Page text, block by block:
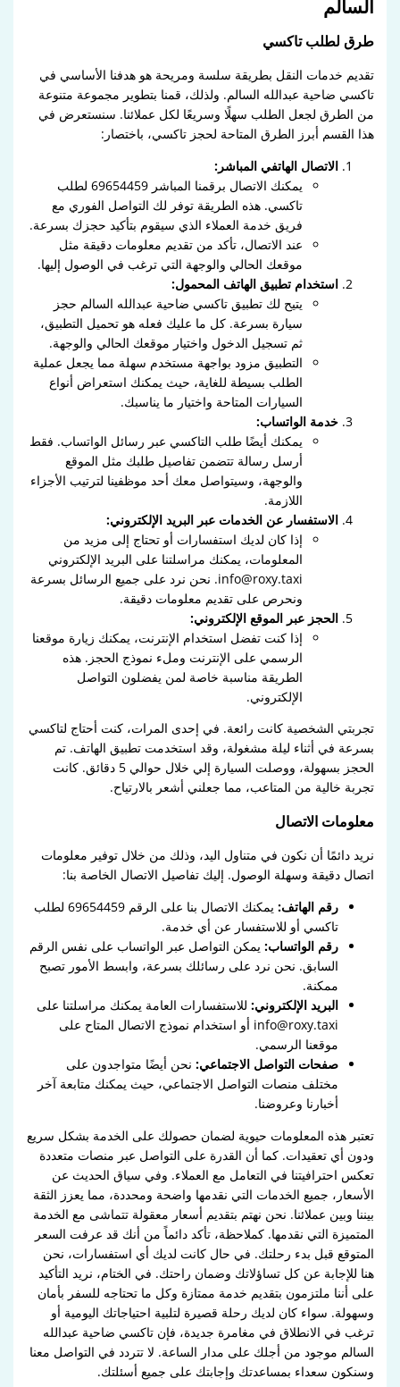
السالم
طرق لطلب تاكسي
تقديم خدمات النقل بطريقة سلسة ومريحة هو هدفنا الأساسي في
تاكسي ضاحية عبدالله السالم. ولذلك، قمنا بتطوير مجموعة متنوعة
من الطرق لجعل الطلب سهلًا وسريعًا لكل عملائنا. سنستعرض في
هذا القسم أبرز الطرق المتاحة لحجز تاكسي، باختصار:
الاتصال الهاتفي المباشر:
يمكنك الاتصال برقمنا المباشر 69654459 لطلب
تاكسي. هذه الطريقة توفر لك التواصل الفوري مع
فريق خدمة العملاء الذي سيقوم بتأكيد حجزك بسرعة.
عند الاتصال، تأكد من تقديم معلومات دقيقة مثل
موقعك الحالي والوجهة التي ترغب في الوصول إليها.
استخدام تطبيق الهاتف المحمول:
يتيح لك تطبيق تاكسي ضاحية عبدالله السالم حجز
سيارة بسرعة. كل ما عليك فعله هو تحميل التطبيق،
ثم تسجيل الدخول واختيار موقعك الحالي والوجهة.
التطبيق مزود بواجهة مستخدم سهلة مما يجعل عملية
الطلب بسيطة للغاية، حيث يمكنك استعراض أنواع
السيارات المتاحة واختيار ما يناسبك.
خدمة الواتساب:
يمكنك أيضًا طلب التاكسي عبر رسائل الواتساب. فقط
أرسل رسالة تتضمن تفاصيل طلبك مثل الموقع
والوجهة، وسيتواصل معك أحد موظفينا لترتيب الأجزاء
اللازمة.
الاستفسار عن الخدمات عبر البريد الإلكتروني:
إذا كان لديك استفسارات أو تحتاج إلى مزيد من
المعلومات، يمكنك مراسلتنا على البريد الإلكتروني
info@roxy.taxi. نحن نرد على جميع الرسائل بسرعة
ونحرص على تقديم معلومات دقيقة.
الحجز عبر الموقع الإلكتروني:
إذا كنت تفضل استخدام الإنترنت، يمكنك زيارة موقعنا
الرسمي على الإنترنت وملء نموذج الحجز. هذه
الطريقة مناسبة خاصة لمن يفضلون التواصل
الإلكتروني.
تجربتي الشخصية كانت رائعة. في إحدى المرات، كنت أحتاج لتاكسي
بسرعة في أثناء ليلة مشغولة، وقد استخدمت تطبيق الهاتف. تم
الحجز بسهولة، ووصلت السيارة إلي خلال حوالي 5 دقائق. كانت
تجربة خالية من المتاعب، مما جعلني أشعر بالارتياح.
معلومات الاتصال
نريد دائمًا أن نكون في متناول اليد، وذلك من خلال توفير معلومات
اتصال دقيقة وسهلة الوصول. إليك تفاصيل الاتصال الخاصة بنا:
رقم الهاتف:
يمكنك الاتصال بنا على الرقم 69654459 لطلب
تاكسي أو للاستفسار عن أي خدمة.
رقم الواتساب: يمكن التواصل عبر الواتساب على نفس الرقم
السابق. نحن نرد على رسائلك بسرعة، وابسط الأمور تصبح
ممكنة.
البريد الإلكتروني: للاستفسارات العامة يمكنك مراسلتنا على
info@roxy.taxi أو استخدام نموذج الاتصال المتاح على
موقعنا الرسمي.
صفحات التواصل الاجتماعي: نحن أيضًا متواجدون على
مختلف منصات التواصل الاجتماعي، حيث يمكنك متابعة آخر
أخبارنا وعروضنا.
تعتبر هذه المعلومات حيوية لضمان حصولك على الخدمة بشكل سريع
ودون أي تعقيدات. كما أن القدرة على التواصل عبر منصات متعددة
تعكس احترافيتنا في التعامل مع العملاء. وفي سياق الحديث عن
الأسعار، جميع الخدمات التي نقدمها واضحة ومحددة، مما يعزز الثقة
بيننا وبين عملائنا. نحن نهتم بتقديم أسعار معقولة تتماشى مع الخدمة
المتميزة التي نقدمها. كملاحظة، تأكد دائماً من أنك قد عرفت السعر
المتوقع قبل بدء رحلتك. في حال كانت لديك أي استفسارات، نحن
هنا للإجابة عن كل تساؤلاتك وضمان راحتك. في الختام، نريد التأكيد
على أننا ملتزمون بتقديم خدمة ممتازة وكل ما تحتاجه للسفر بأمان
وسهولة. سواء كان لديك رحلة قصيرة لتلبية احتياجاتك اليومية أو
ترغب في الانطلاق في مغامرة جديدة، فإن تاكسي ضاحية عبدالله
السالم موجود من أجلك على مدار الساعة. لا تتردد في التواصل معنا
وسنكون سعداء بمساعدتك وإجابتك على جميع أسئلتك.